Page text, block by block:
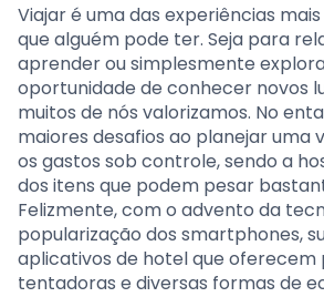
Viajar é uma das experiências
que alguém pode ter. Seja para
aprender ou simplesmente
oportunidade de conhecer novos
muitos de nós valorizamos. No
maiores desafios ao planejar uma
os gastos sob controle, sendo a
dos itens que podem pesar
Felizmente, com o advento da
popularização dos smartphones,
aplicativos de hotel que oferecem
tentadoras e diversas formas de